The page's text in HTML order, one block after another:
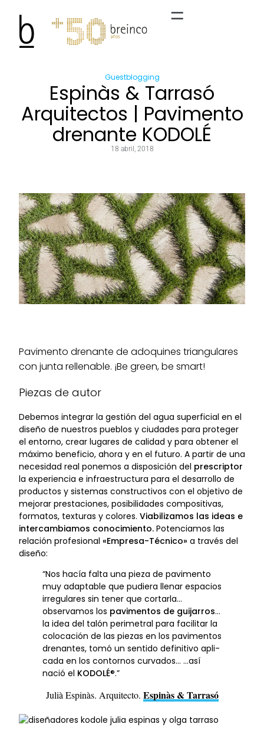
Guestblogging
Espinàs & Tarrasó
Arquitectos | Pavimento
drenante KODOLÉ
18 abril, 2018
Pavimento drenante de adoquines triangulares
con junta rellenable. ¡Be green, be smart!
Piezas de autor
Debemos integrar la gestión del agua superficial en el
diseño de nuestros pueblos y ciudades para proteger
el entorno, crear lugares de calidad y para obtener el
máximo beneficio, ahora y en el futuro. A partir de una
necesidad real ponemos a disposición del prescriptor
la experiencia e infraestructura para el desarrollo de
productos y sistemas constructivos con el objetivo de
mejorar prestaciones, posibilidades compositivas,
formatos, texturas y colores. Viabilizamos las ideas e
intercambiamos conocimiento. Potenciamos las
relación profesional «Empresa-Técnico» a través del
diseño:
“Nos hacía falta una pieza de pavimento
muy adaptable que pudiera llenar espacios
irregulares sin tener que cortarla…
observamos los pavimentos de guijarros…
la idea del talón perimetral para facilitar la
colocación de las piezas en los pavimentos
drenantes, tomó un sentido definitivo apli­
cada en los contornos curvados… …así
nació el KODOLÉ®.”
Julià Espinàs. Arquitecto. Espinàs & Tarrasó